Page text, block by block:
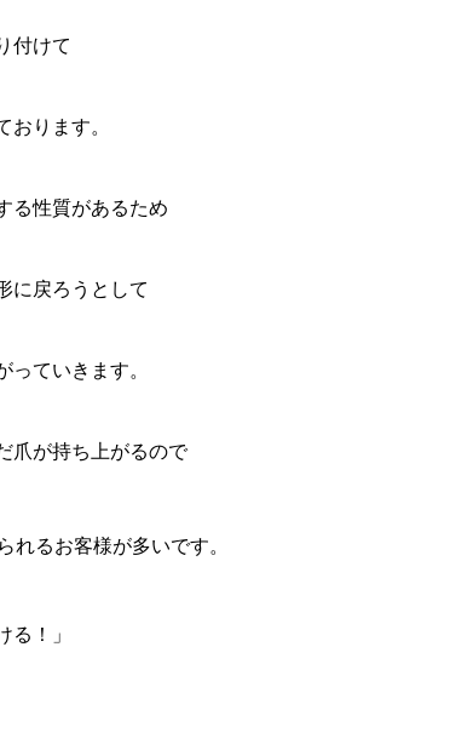
付けて
おります。
る性質があるため
に戻ろうとして
ていきます。
爪が持ち上がるので
れるお客様が多いです。
る！」